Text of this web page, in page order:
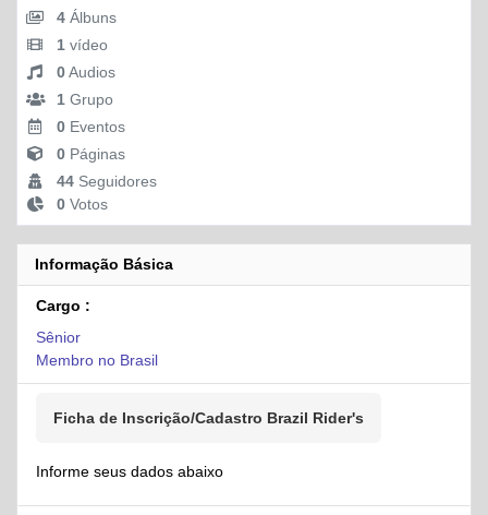
4 Álbuns
1 vídeo
0Audios
1 Grupo
0 Eventos
0 Páginas
44 Seguidores
0 Votos
Informação Básica
Cargo :
Sênior
Membro no Brasil
Ficha de Inscrição/Cadastro Brazil Rider's
Informe seus dados abaixo